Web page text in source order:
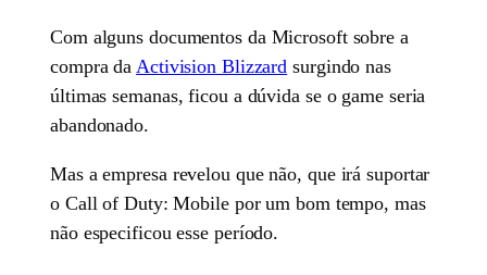
Com alguns documentos da Microsoft sobre a
compra da Activision Blizzard surgindo nas
últimas semanas, ficou a dúvida se o game seria
abandonado.
Mas a empresa revelou que não, que irá suportar
o Call of Duty: Mobile por um bom tempo, mas
não especificou esse período.